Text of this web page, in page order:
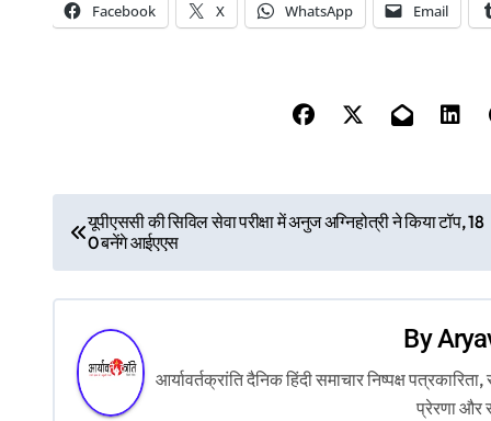
Facebook X WhatsApp Email
o
s
यूपीएससी की सिविल सेवा परीक्षा में अनुज अग्निहोत्री ने किया टॉप, 18
0 बनेंगे आईएएस
By
आर्यावर्तक्रांति दैनिक हिंदी समाचार निष्पक्ष
प्रेरणा और